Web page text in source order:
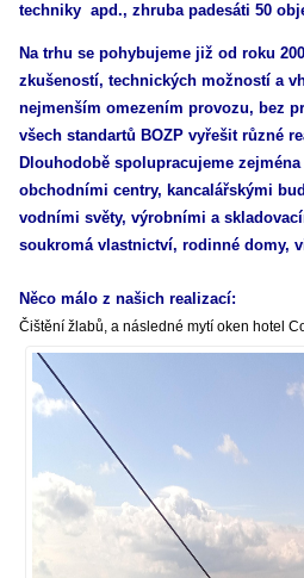
techniky apd., zhruba padesáti 50
Na trhu se pohybujeme již od roku
zkušeností, technických možností a
nejmenším omezením provozu, bez
všech standartů BOZP vyřešit různé
Dlouhodobě spolupracujeme
obchodními centry, kancalářskými
vodními světy, výrobními a
soukromá vlastnictví, rodinné domy,
Něco málo z našich realizací:
Čištění žlabů, a následné mytí oken hotel